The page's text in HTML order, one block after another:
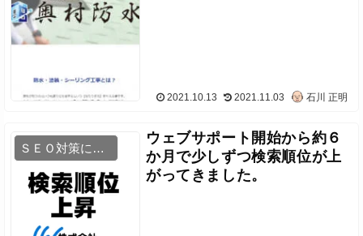
2021.10.13 2021.11.03 石川 正明
ＳＥＯ対策について
ウェブサポート開始から約６
か月で少しずつ検索順位が上
がってきました。